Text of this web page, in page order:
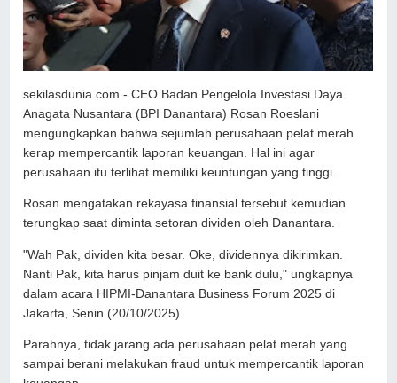
sekilasdunia.com - CEO Badan Pengelola Investasi Daya
Anagata Nusantara (BPI Danantara) Rosan Roeslani
mengungkapkan bahwa sejumlah perusahaan pelat merah
kerap mempercantik laporan keuangan. Hal ini agar
perusahaan itu terlihat memiliki keuntungan yang tinggi.
Rosan mengatakan rekayasa finansial tersebut kemudian
terungkap saat diminta setoran dividen oleh Danantara.
"Wah Pak, dividen kita besar. Oke, dividennya dikirimkan.
Nanti Pak, kita harus pinjam duit ke bank dulu," ungkapnya
dalam acara HIPMI-Danantara Business Forum 2025 di
Jakarta, Senin (20/10/2025).
Parahnya, tidak jarang ada perusahaan pelat merah yang
sampai berani melakukan fraud untuk mempercantik laporan